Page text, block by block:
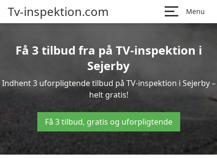
Tv-inspektion.com Menu
Få 3 tilbud fra på TV-inspektion i
Sejerby
Indhent 3 uforpligtende tilbud på TV-inspektion i Sejerby –
helt gratis!
Få 3 tilbud, gratis og uforpligtende